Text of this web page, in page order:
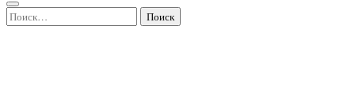
Найти: